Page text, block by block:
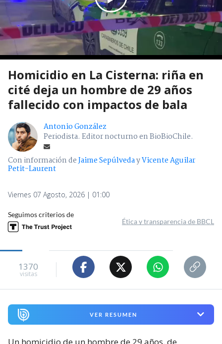
Homicidio en La Cisterna: riña en
cité deja un hombre de 29 años
fallecido con impactos de bala
Antonio González
Periodista. Editor nocturno en BioBioChile.
Con información deJaime SepúlvedayVicente Aguilar
Petit-Laurent
Viernes 07 Agosto, 2026 | 01:00
Seguimos criterios de
Ética y transparencia de BBCL
1370
visitas
VER RESUMEN
Un homicidio de un hombre de 29 años, de